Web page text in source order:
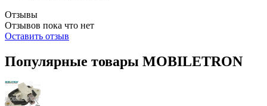
Отзывы
Отзывов пока что нет
Оставить отзыв
Популярные товары MOBILETRON